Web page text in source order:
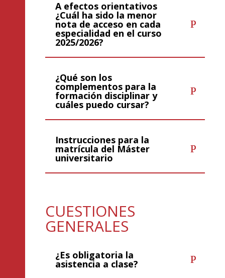
A efectos orientativos
¿Cuál ha sido la menor
nota de acceso en cada
especialidad en el curso
2025/2026?
¿Qué son los
complementos para la
formación disciplinar y
cuáles puedo cursar?
Instrucciones para la
matrícula del Máster
universitario
CUESTIONES
GENERALES
¿Es obligatoria la
asistencia a clase?